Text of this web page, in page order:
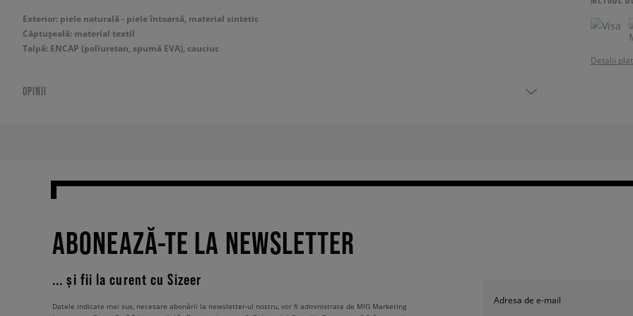
Exterior: piele naturală - piele întoarsă, material sintetic
Căptușeală: material textil
Talpă: ENCAP (poliuretan, spumă EVA), cauciuc
OPINII
Detalii
ABONEAZĂ-TE LA NEWSLETTER
... și fii la curent cu Sizeer
Adresa de e-mail
Datele indicate mai sus, necesare abonării la newsletter-ul nostru, vor fi administrate de MIG Marketing